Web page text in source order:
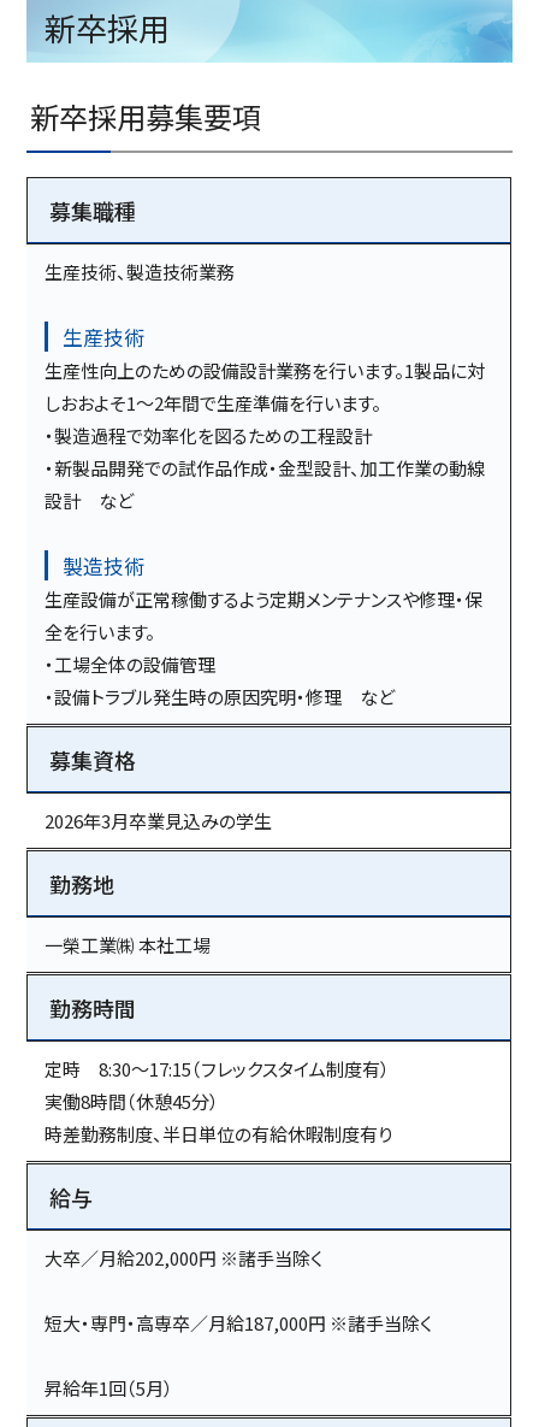
新卒採用
新卒採用募集要項
募集職種
生産技術、製造技術業務
生産技術
生産性向上のための設備設計業務を行います。1製品に対
しおおよそ1～2年間で生産準備を行います。
・製造過程で効率化を図るための工程設計
・新製品開発での試作品作成・金型設計、加工作業の動線
設計 など
製造技術
生産設備が正常稼働するよう定期メンテナンスや修理・保
全を行います。
・工場全体の設備管理
・設備トラブル発生時の原因究明・修理 など
募集資格
2026年3月卒業見込みの学生
勤務地
一榮工業㈱ 本社工場
勤務時間
定時 8:30～17:15（フレックスタイム制度有）
実働8時間（休憩45分）
時差勤務制度、半日単位の有給休暇制度有り
給与
大卒／月給202,000円 ※諸手当除く
短大・専門・高専卒／月給187,000円 ※諸手当除く
昇給年1回（5月）